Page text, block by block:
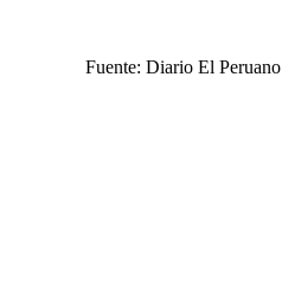
Fuente: Diario El Peruano